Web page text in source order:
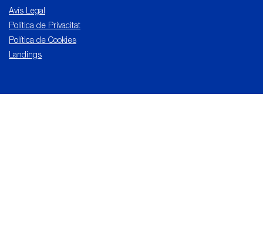
Avís Legal
Política de Privacitat
Política de Cookies
Landings